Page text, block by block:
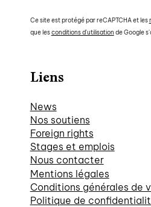
Ce site est protégé par reCAPTCHA et les
que lesconditions d'utilisation de Google
Liens
News
Nos soutiens
Foreign rights
Stages et emplois
Nous contacter
Mentions légales
Conditions générales de
Politique de